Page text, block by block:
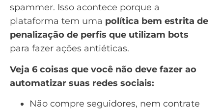
spammer. Isso acontece porque a
plataforma tem uma política bem estrita de
penalização de perfis que utilizam bots
para fazer ações antiéticas.
Veja 6 coisas que você não deve fazer ao
automatizar suas redes sociais:
Não compre seguidores, nem contrate